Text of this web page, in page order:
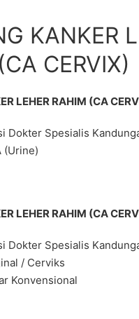
KANKER
CERVIX)
LEHER RAHIM (CA
Dokter Spesialis
(Urine)
LEHER RAHIM (CA
Dokter Spesialis
/ Cerviks
Konvensional